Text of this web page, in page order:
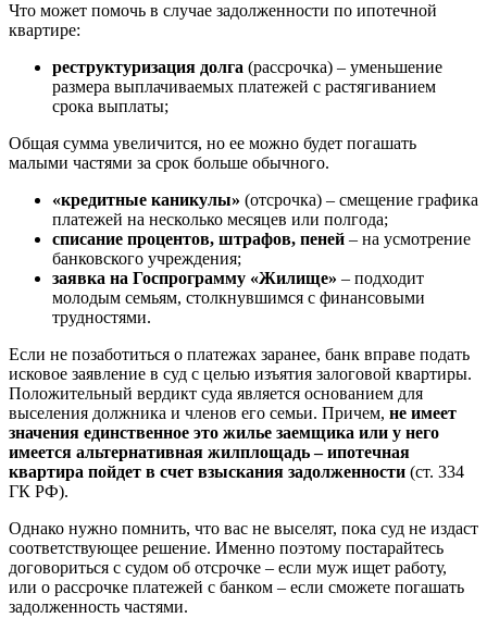
Что может помочь в случае задолженности по ипотечной
квартире:
реструктуризация долга (рассрочка) – уменьшение
размера выплачиваемых платежей с растягиванием
срока выплаты;
Общая сумма увеличится, но ее можно будет погашать
малыми частями за срок больше обычного.
«кредитные каникулы» (отсрочка) – смещение графика
платежей на несколько месяцев или полгода;
списание процентов, штрафов, пеней – на усмотрение
банковского учреждения;
заявка на Госпрограмму «Жилище» – подходит
молодым семьям, столкнувшимся с финансовыми
трудностями.
Если не позаботиться о платежах заранее, банк вправе подать
исковое заявление в суд с целью изъятия залоговой квартиры.
Положительный вердикт суда является основанием для
выселения должника и членов его семьи. Причем, не имеет
значения единственное это жилье заемщика или у него
имеется альтернативная жилплощадь – ипотечная
квартира пойдет в счет взыскания задолженности (ст. 334
ГК РФ).
Однако нужно помнить, что вас не выселят, пока суд не издаст
соответствующее решение. Именно поэтому постарайтесь
договориться с судом об отсрочке – если муж ищет работу,
или о рассрочке платежей с банком – если сможете погашать
задолженность частями.